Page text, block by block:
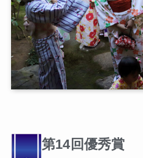
第14回優秀賞